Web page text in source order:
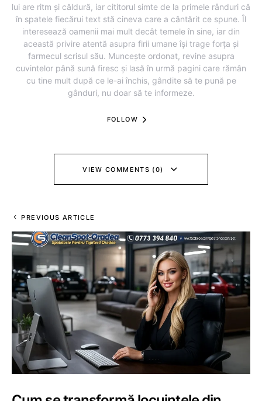
lui are ritm și căldură, iar cititorul simte de la primele rânduri că
în spatele fiecărui text stă cineva care a cântărit ce spune. Îl
interesează oamenii mai mult decât temele în sine, iar din
această privire atentă asupra firii umane își trage forța și
farmecul scrisul său. Muncește ordonat, revine asupra
cuvintelor până sună firesc și lasă în urmă pagini care rămân
cu tine mult după ce le-ai închis, gândite să te pună pe
gânduri, nu doar să te informeze.
FOLLOW
VIEW COMMENTS (0)
PREVIOUS ARTICLE